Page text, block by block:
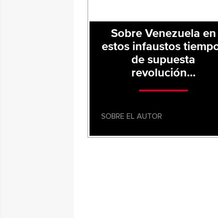
Sobre Venezuela en
estos infaustos
de supuesta
revolución...
SOBRE EL AUTOR